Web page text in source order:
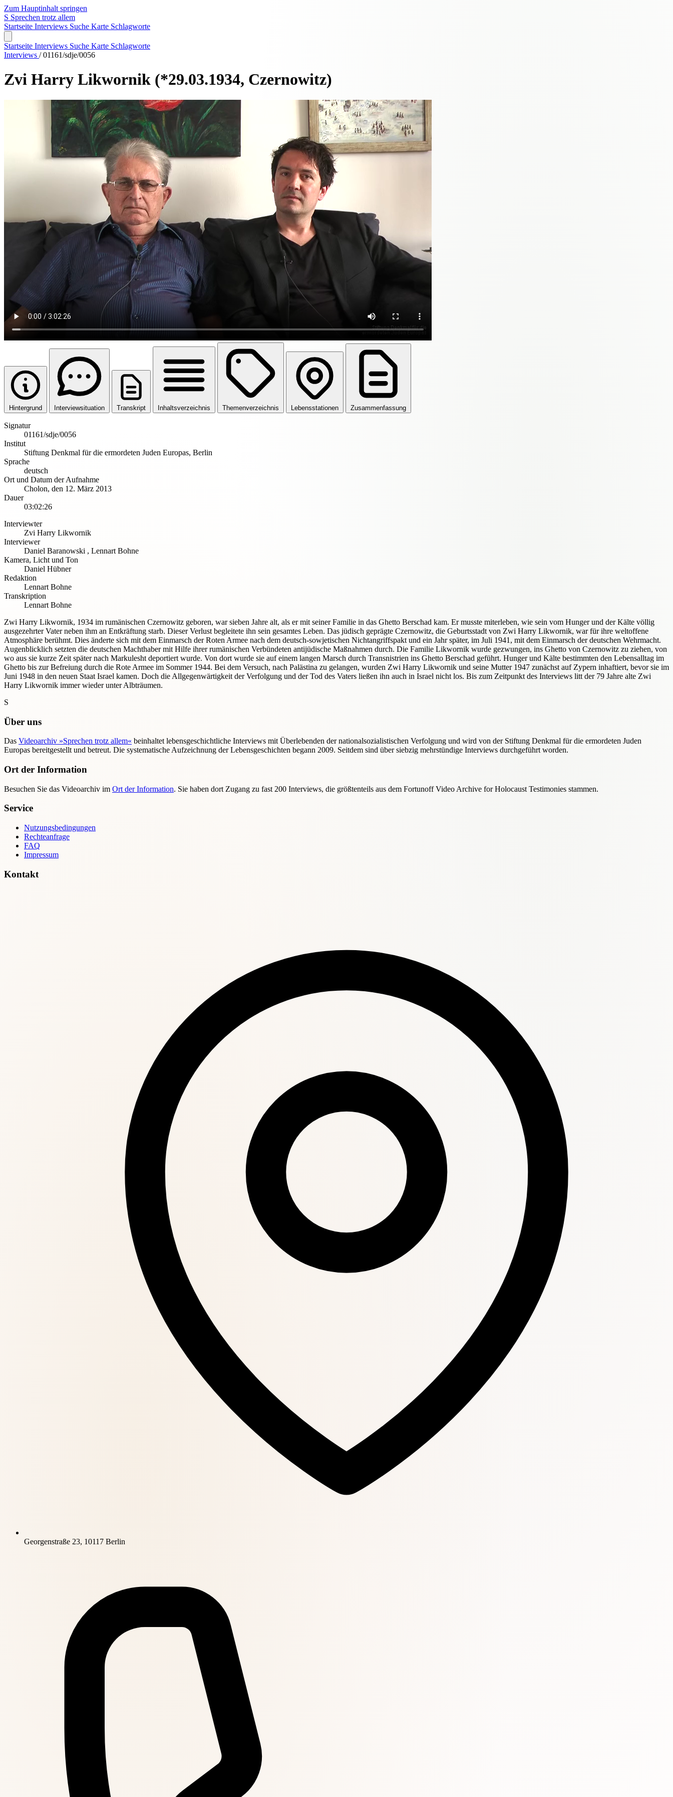
Zum Hauptinhalt springen
S Sprechen trotz allem
Startseite Interviews Suche Karte Schlagworte
Startseite Interviews Suche Karte Schlagworte
Interviews / 01161/sdje/0056
Zvi Harry Likwornik (*29.03.1934, Czernowitz)
Hintergrund Interviewsituation Transkript Inhaltsverzeichnis Themenverzeichnis Lebensstationen Zusammenfassung
Signatur
01161/sdje/0056
Institut
Stiftung Denkmal für die ermordeten Juden Europas, Berlin
Sprache
deutsch
Ort und Datum der Aufnahme
Cholon, den 12. März 2013
Dauer
03:02:26
Interviewter
Zvi Harry Likwornik
Interviewer
Daniel Baranowski , Lennart Bohne
Kamera, Licht und Ton
Daniel Hübner
Redaktion
Lennart Bohne
Transkription
Lennart Bohne
Zwi Harry Likwornik, 1934 im rumänischen Czernowitz geboren, war sieben Jahre alt, als er mit seiner Familie in das Ghetto Berschad kam. Er musste miterleben, wie sein vom Hunger und der Kälte völlig
ausgezehrter Vater neben ihm an Entkräftung starb. Dieser Verlust begleitete ihn sein gesamtes Leben. Das jüdisch geprägte Czernowitz, die Geburtsstadt von Zwi Harry Likwornik, war für ihre weltoffene
Atmosphäre berühmt. Dies änderte sich mit dem Einmarsch der Roten Armee nach dem deutsch-sowjetischen Nichtangriffspakt und ein Jahr später, im Juli 1941, mit dem Einmarsch der deutschen Wehrmacht.
Augenblicklich setzten die deutschen Machthaber mit Hilfe ihrer rumänischen Verbündeten antijüdische Maßnahmen durch. Die Familie Likwornik wurde gezwungen, ins Ghetto von Czernowitz zu ziehen, von
wo aus sie kurze Zeit später nach Markulesht deportiert wurde. Von dort wurde sie auf einem langen Marsch durch Transnistrien ins Ghetto Berschad geführt. Hunger und Kälte bestimmten den Lebensalltag im
Ghetto bis zur Befreiung durch die Rote Armee im Sommer 1944. Bei dem Versuch, nach Palästina zu gelangen, wurden Zwi Harry Likwornik und seine Mutter 1947 zunächst auf Zypern inhaftiert, bevor sie im
Juni 1948 in den neuen Staat Israel kamen. Doch die Allgegenwärtigkeit der Verfolgung und der Tod des Vaters ließen ihn auch in Israel nicht los. Bis zum Zeitpunkt des Interviews litt der 79 Jahre alte Zwi
Harry Likwornik immer wieder unter Albträumen.
S
Über uns
Das Videoarchiv »Sprechen trotz allem« beinhaltet lebensgeschichtliche Interviews mit Überlebenden der nationalsozialistischen Verfolgung und wird von der Stiftung Denkmal für die ermordeten Juden
Europas bereitgestellt und betreut. Die systematische Aufzeichnung der Lebensgeschichten begann 2009. Seitdem sind über siebzig mehrstündige Interviews durchgeführt worden.
Ort der Information
Besuchen Sie das Videoarchiv im Ort der Information. Sie haben dort Zugang zu fast 200 Interviews, die größtenteils aus dem Fortunoff Video Archive for Holocaust Testimonies stammen.
Service
Nutzungsbedingungen
Rechteanfrage
FAQ
Impressum
Kontakt
Georgenstraße 23, 10117 Berlin